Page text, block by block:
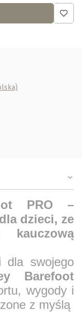
PRO –
dzieci, ze
dla swojego
Barefoot
wygody i
z myślą